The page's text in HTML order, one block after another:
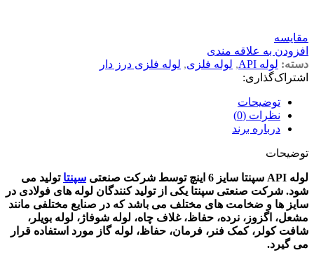
مقايسه
افزودن به علاقه مندی
دسته: لوله API , لوله فلزی, لوله فلزی درز دار
اشتراک‌گذاری:
توضیحات
نظرات (0)
درباره برند
توضیحات
لوله API سپنتا سایز 6 اینچ توسط شرکت صنعتی سپنتا تولید می
شود. شرکت صنعتی سپنتا یکی از تولید کنندگان لوله های فولادی در
سایز ها و ضخامت های مختلف می باشد که در صنایع مختلفی مانند
مشعل، اگزوز، نرده، حفاظ، غلاف چاه، لوله شوفاژ، لوله بویلر،
شافت کولر، کمک فنر، فرمان، حفاظ، لوله گاز مورد استفاده قرار
می گیرد.